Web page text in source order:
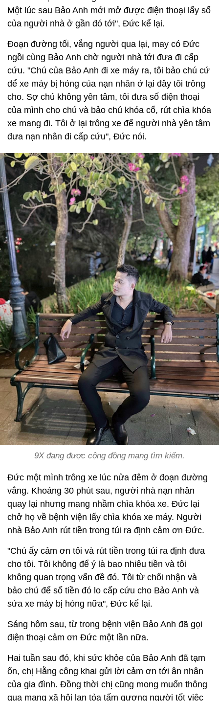
Một lúc sau Bảo Anh mới mở được điện thoại lấy số
của người nhà ở gần đó tới", Đức kể lại.
Đoạn đường tối, vắng người qua lại, may có Đức
ngồi cùng Bảo Anh chờ người nhà tới đưa đi cấp
cứu. "Chú của Bảo Anh đi xe máy ra, tôi bảo chú cứ
để xe máy bị hỏng của nạn nhân ở lại đây tôi trông
cho. Sợ chú không yên tâm, tôi đưa số điện thoại
của mình cho chú và bảo chú khóa cổ, rút chìa khóa
xe mang đi. Tôi ở lại trông xe để người nhà yên tâm
đưa nạn nhân đi cấp cứu", Đức nói.
9X đang được cộng đồng mạng tìm kiếm.
Đức một mình trông xe lúc nửa đêm ở đoạn đường
vắng. Khoảng 30 phút sau, người nhà nạn nhân
quay lại nhưng mang nhầm chìa khóa xe. Đức lại
chở họ về bệnh viện lấy chìa khóa xe máy. Người
nhà Bảo Anh rút tiền trong túi ra định cảm ơn Đức.
"Chú ấy cảm ơn tôi và rút tiền trong túi ra định đưa
cho tôi. Tôi không để ý là bao nhiêu tiền và tôi
không quan trọng vấn đề đó. Tôi từ chối nhận và
bảo chú để số tiền đó lo cấp cứu cho Bảo Anh và
sửa xe máy bị hỏng nữa", Đức kể lại.
Sáng hôm sau, từ trong bệnh viện Bảo Anh đã gọi
điện thoại cảm ơn Đức một lần nữa.
Hai tuần sau đó, khi sức khỏe của Bảo Anh đã tạm
ổn, chị Hằng công khai gửi lời cảm ơn tới ân nhân
của gia đình. Đồng thời chị cũng mong muốn thông
qua mạng xã hội lan tỏa tấm gương người tốt việc